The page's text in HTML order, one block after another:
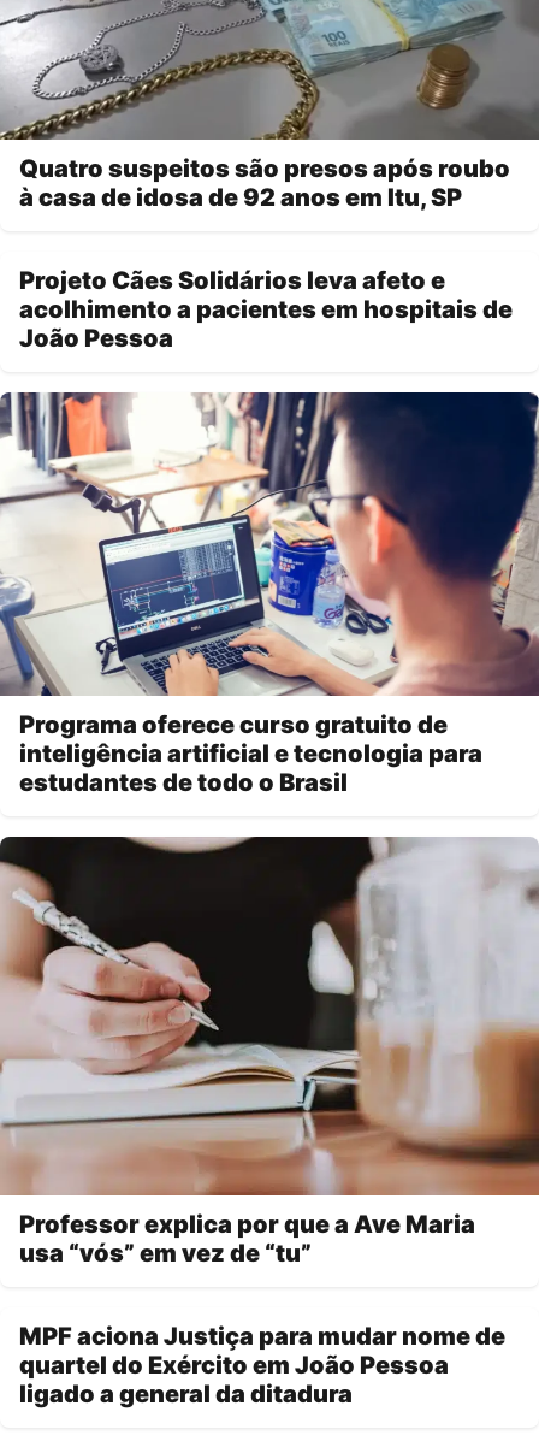
Quatro suspeitos são presos após roubo
à casa de idosa de 92 anos em Itu, SP
Projeto Cães Solidários leva afeto e
acolhimento a pacientes em hospitais de
João Pessoa
Programa oferece curso gratuito de
inteligência artificial e tecnologia para
estudantes de todo o Brasil
Professor explica por que a Ave Maria
usa “vós” em vez de “tu”
MPF aciona Justiça para mudar nome de
quartel do Exército em João Pessoa
ligado a general da ditadura